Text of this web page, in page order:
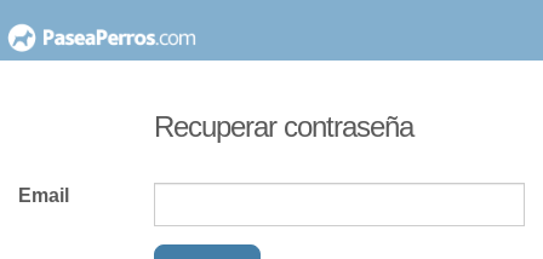
al
contenido
Recuperar contraseña
Email